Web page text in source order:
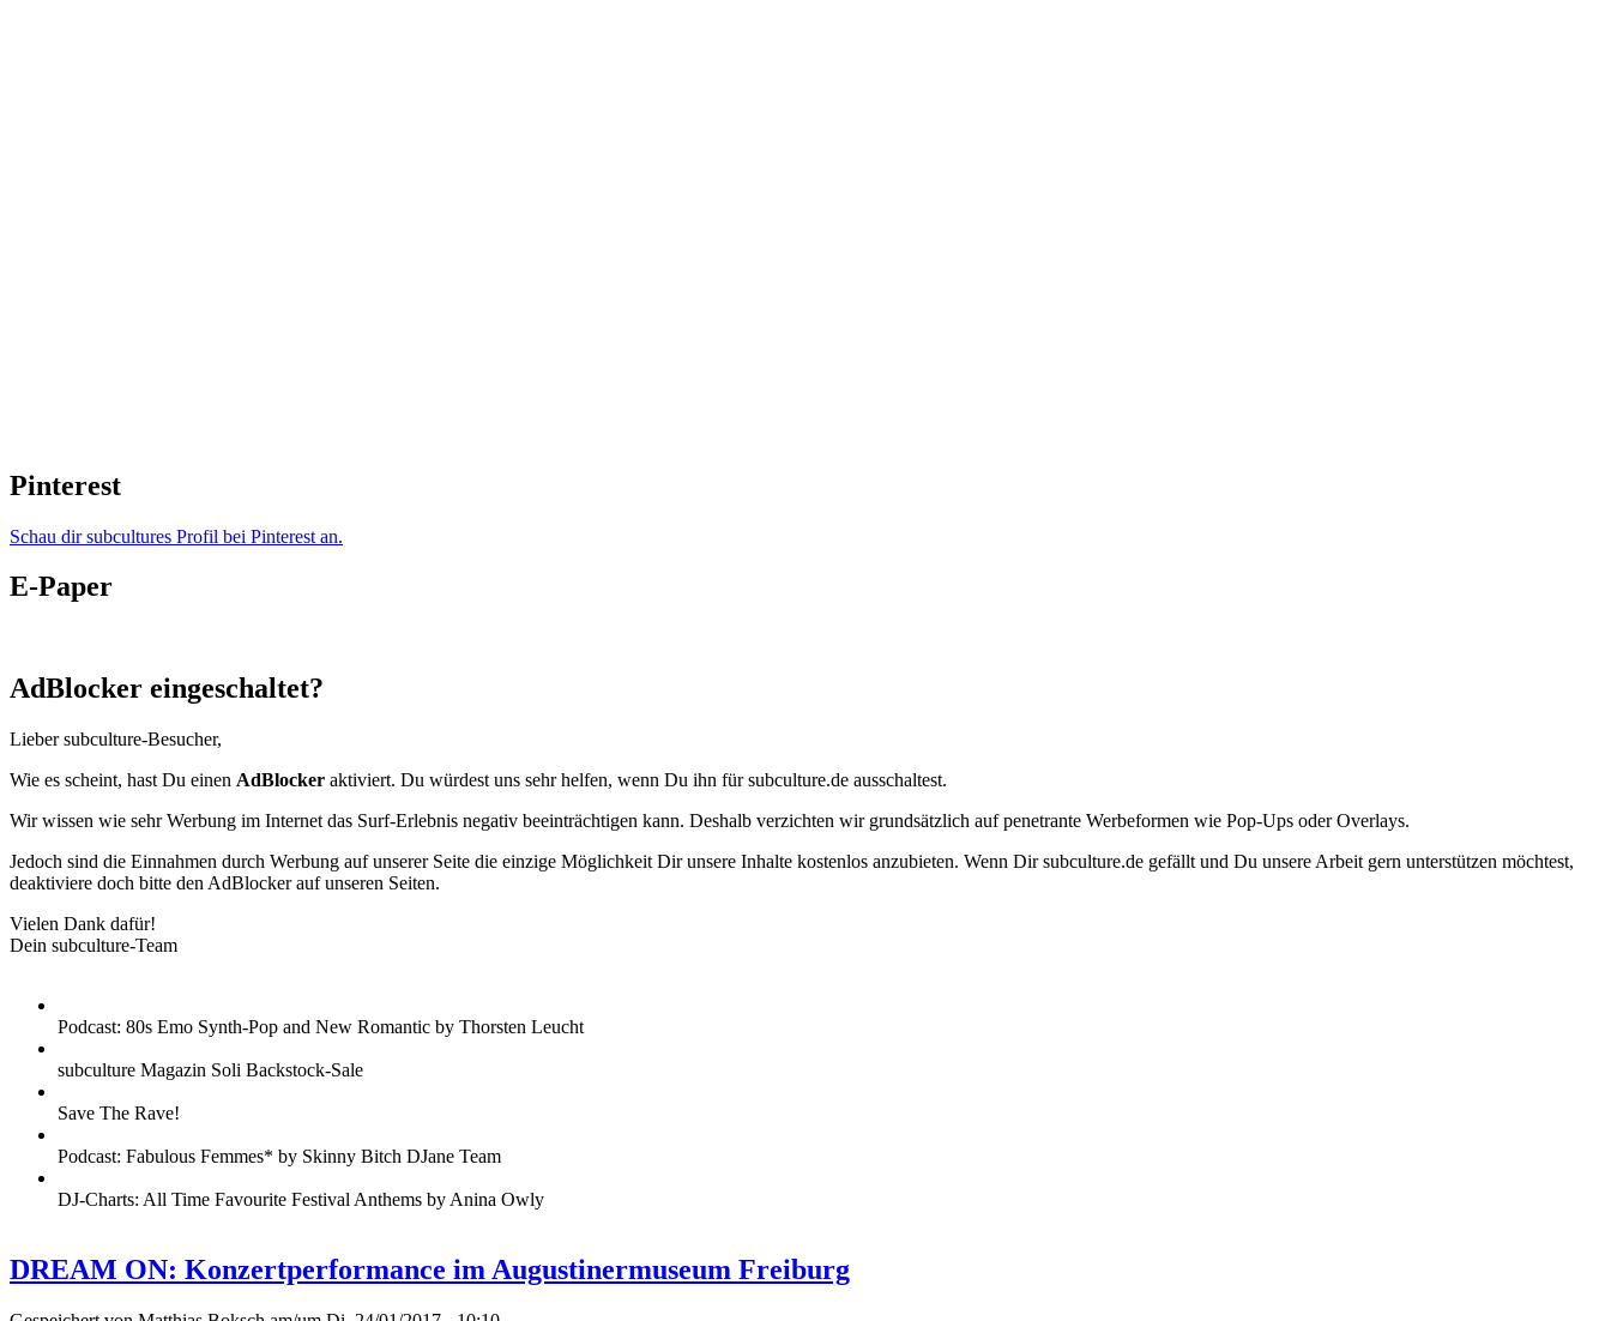
Pinterest
Schau dir subcultures Profil bei Pinterest an.
E-Paper
AdBlocker eingeschaltet?
Lieber subculture-Besucher,
Wie es scheint, hast Du einen AdBlocker aktiviert. Du würdest uns sehr helfen, wenn Du ihn für subculture.de ausschaltest.
Wir wissen wie sehr Werbung im Internet das Surf-Erlebnis negativ beeinträchtigen kann. Deshalb verzichten wir grundsätzlich auf penetrante Werbeformen wie Pop-Ups oder Overlays.
Jedoch sind die Einnahmen durch Werbung auf unserer Seite die einzige Möglichkeit Dir unsere Inhalte kostenlos anzubieten. Wenn Dir subculture.de gefällt und Du unsere Arbeit gern unterstützen möchtest,
deaktiviere doch bitte den AdBlocker auf unseren Seiten.
Vielen Dank dafür!
Dein subculture-Team
Podcast: 80s Emo Synth-Pop and New Romantic by Thorsten Leucht
subculture Magazin Soli Backstock-Sale
Save The Rave!
Podcast: Fabulous Femmes* by Skinny Bitch DJane Team
DJ-Charts: All Time Favourite Festival Anthems by Anina Owly
DREAM ON: Konzertperformance im Augustinermuseum Freiburg